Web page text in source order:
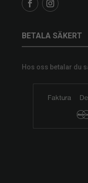
BETALA SÄKERT
Hos oss betalar du